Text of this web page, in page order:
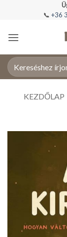
📞 +36
Keresés
a
KEZDŐLAP